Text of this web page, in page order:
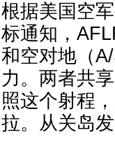
根据美国空
标通知，
和空对地（
力。两者共
照这个射程
拉。从关岛